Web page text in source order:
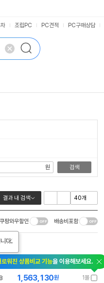
조립PC PC견적 PC구매상담
원 검색
결과 내 검색
다.
쿠팡와우할인 배송비포함
워진 상품비교 기능을 이용해보세요.
1몰
1,563,130원